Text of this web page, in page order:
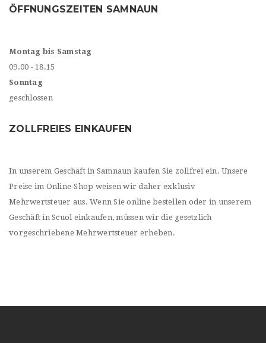
ÖFFNUNGSZEITEN SAMNAUN
Montag bis Samstag
09.00 - 18.15
Sonntag
geschlossen
ZOLLFREIES EINKAUFEN
In unserem Geschäft in Samnaun kaufen Sie zollfrei ein. Unsere
Preise im Online-Shop weisen wir daher exklusiv
Mehrwertsteuer aus. Wenn Sie online bestellen oder in unserem
Geschäft in Scuol einkaufen, müssen wir die gesetzlich
vorgeschriebene Mehrwertsteuer erheben.